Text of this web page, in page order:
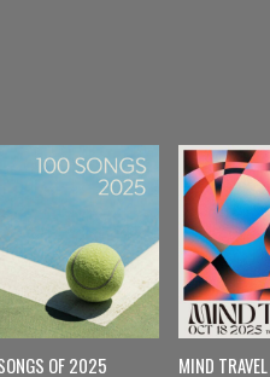
OF 2025 MIND TRAVEL